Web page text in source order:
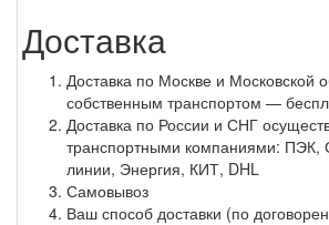
Доставка
Доставка по Москве и Московской
собственным транспортом —
Доставка по России и СНГ
транспортными компаниями:
линии, Энергия, КИТ, DHL
Самовывоз
Ваш способ доставки (по